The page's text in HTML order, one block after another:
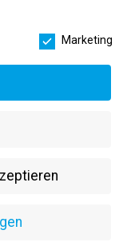
lernen.
zu arbeiten.
Routinen.
Marketing